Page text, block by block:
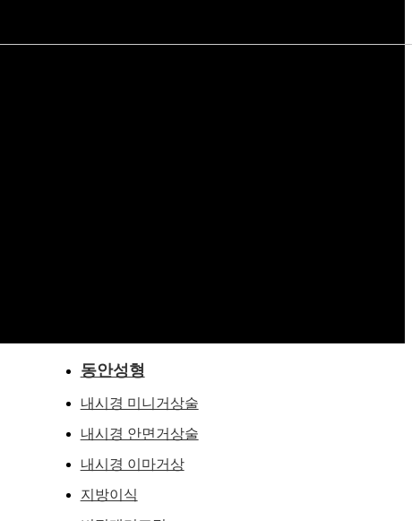
동안성형
내시경 미니거상술
내시경 안면거상술
내시경 이마거상
지방이식